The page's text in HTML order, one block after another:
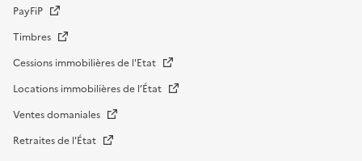
PayFiP
Timbres
Cessions immobilières de l'Etat
Locations immobilières de l’État
Ventes domaniales
Retraites de l'État